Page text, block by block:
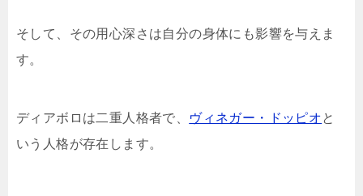
そして、その用心深さは自分の身体にも影響を与えま
す。
ディアボロは二重人格者で、 ヴィネガー・ドッピオと
いう人格が存在します。